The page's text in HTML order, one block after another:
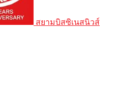
สยามบิสซิเนสนิวส์